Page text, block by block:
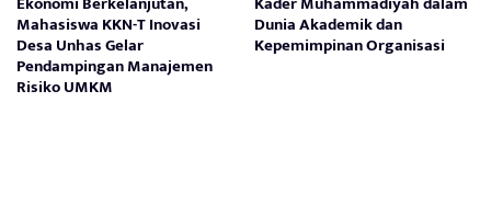
Mahasiswa KKN-T Inovasi
Desa Unhas Gelar
Pendampingan Manajemen
Risiko UMKM
Dunia Akademik dan
Kepemimpinan Organisasi